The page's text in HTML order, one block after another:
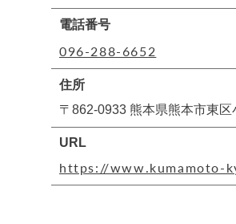
電話番号
096-288-6652
住所
〒862-0933 熊本県熊本市東
URL
https://www.kumamoto-